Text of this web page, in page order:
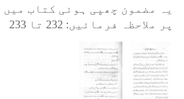
یہ مضمون چھپی ہوئی کتاب
پر ملاحظہ فرمائیں: 232 تا 233